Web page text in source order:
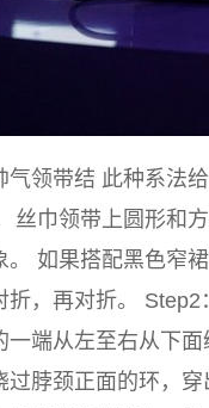
气领带结 此种系法
丝巾领带上圆形和
。 如果搭配黑色窄
折，再对折。 Step2
一端从左至右从下
过脖颈正面的环，